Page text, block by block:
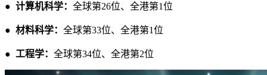
● 计算机科学： 全球第26位、全港第1位
● 材料科学： 全球第33位、全港第1位
● 工程学： 全球第34位、全港第2位